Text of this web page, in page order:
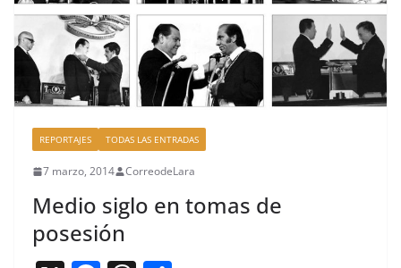
REPORTAJES TODAS LAS ENTRADAS
7 marzo, 2014 CorreodeLara
Medio siglo en tomas de
posesión